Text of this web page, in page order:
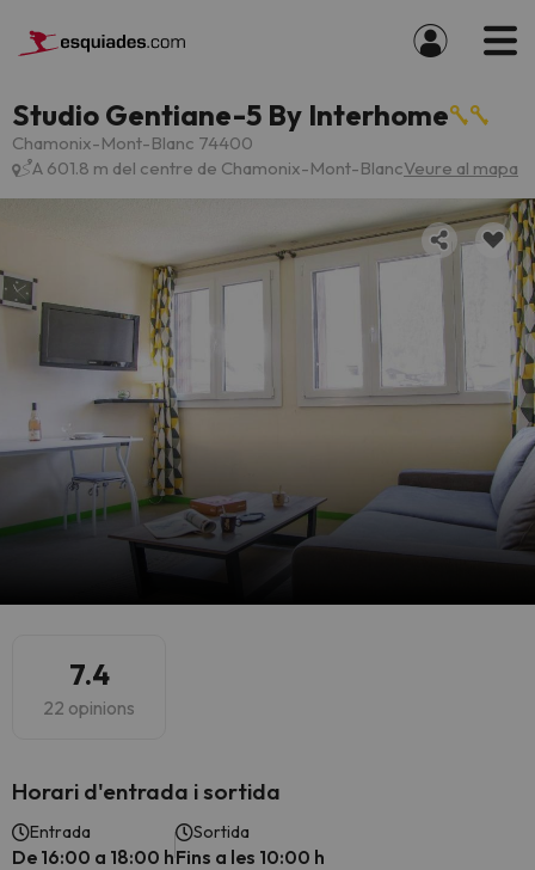
Studio Gentiane-5 By Interhome
Chamonix-Mont-Blanc 74400
A 601.8 m del centre de Chamonix-Mont-BlancVeure al mapa
7.4
22 opinions
Horari d'entrada i sortida
Entrada
De 16:00 a 18:00 h
Sortida
Fins a les 10:00 h